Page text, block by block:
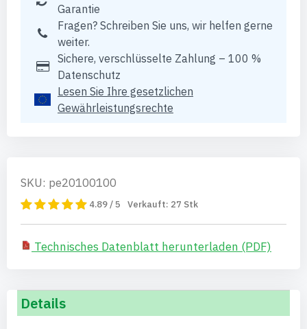
Garantie
Fragen? Schreiben Sie uns, wir helfen gerne
weiter.
Sichere, verschlüsselte Zahlung – 100 %
Datenschutz
Lesen Sie Ihre gesetzlichen
Gewährleistungsrechte
SKU: pe20100100
4.89 / 5 Verkauft: 27 Stk
Technisches Datenblatt herunterladen (PDF)
Details